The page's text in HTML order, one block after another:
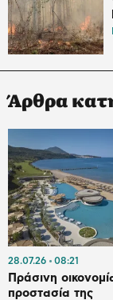
Άρθρα
28.07.26 08:21
Πράσινη
προστασία της